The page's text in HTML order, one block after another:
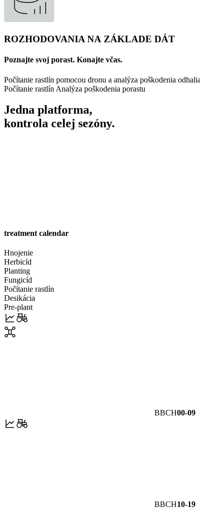
ROZHODOVANIA NA ZÁKLADE DÁT
Poznajte svoj porast. Konajte včas.
Počítanie rastlín pomocou dronu a analýza poškodenia
Počítanie rastlín Analýza poškodenia porastu
Jedna platforma,
kontrola celej sezóny.
treatment calendar
Hnojenie
Herbicíd
Planting
Fungicíd
Počítanie rastlín
Desikácia
Pre-plant
BBCH00-09
BBCH10-19